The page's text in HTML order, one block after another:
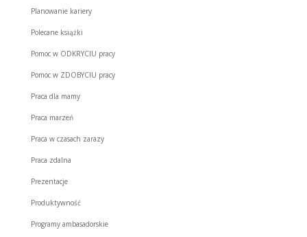
Planowanie kariery
Polecane książki
Pomoc w ODKRYCIU pracy
Pomoc w ZDOBYCIU pracy
Praca dla mamy
Praca marzeń
Praca w czasach zarazy
Praca zdalna
Prezentacje
Produktywność
Programy ambasadorskie